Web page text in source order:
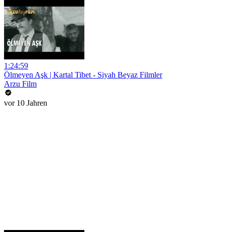
1:24:59
Ölmeyen Aşk | Kartal Tibet - Siyah Beyaz Filmler
Arzu Film
vor 10 Jahren